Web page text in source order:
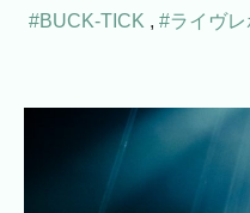
#BUCK-TICK , #ライヴレ